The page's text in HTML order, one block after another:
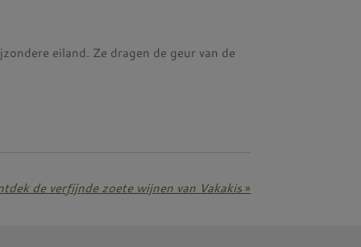
eiland. Ze dragen de geur van de
de verfijnde zoete wijnen van Vakakis »